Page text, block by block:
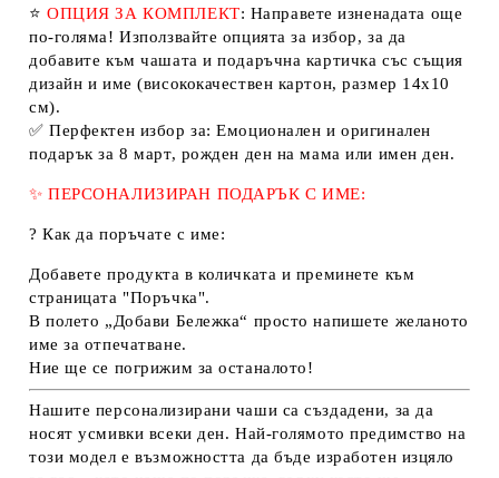
⭐ОПЦИЯ ЗА КОМПЛЕКТ: Направете изненадата още
по-голяма! Използвайте опцията за избор, за да
добавите към чашата и подаръчна картичка със същия
дизайн и име (висококачествен картон, размер 14х10
см).
✅Перфектен избор за: Емоционален и оригинален
подарък за 8 март, рожден ден на мама или имен ден.
✨ПЕРСОНАЛИЗИРАН ПОДАРЪК С ИМЕ:
?Как да поръчате с име:
Добавете продукта в количката и преминете към
страницата "Поръчка".
В полето „Добави Бележка“ просто напишете желаното
име за отпечатване.
Ние ще се погрижим за останалото!
Нашите персонализирани чаши са създадени, за да
носят усмивки всеки ден. Най-голямото предимство на
този модел е възможността да бъде изработен изцяло